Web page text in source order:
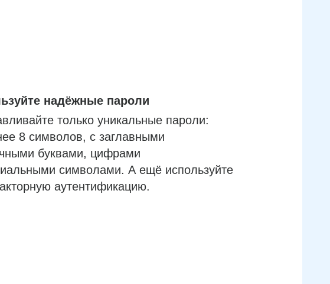
надёжные пароли
только уникальные пароли:
8 символов, с заглавными
буквами, цифрами
символами. А ещё используйте
аутентификацию.